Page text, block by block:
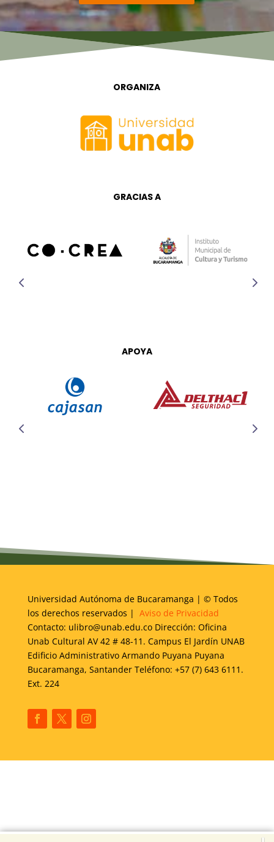
ORGANIZA
GRACIAS A
APOYA
Universidad Autónoma de Bucaramanga | © Todos
los derechos reservados | Aviso de Privacidad
Contacto: ulibro@unab.edu.co Dirección: Oficina
Unab Cultural AV 42 # 48-11. Campus El Jardín UNAB
Edificio Administrativo Armando Puyana Puyana
Bucaramanga, Santander Teléfono: +57 (7) 643 6111.
Ext. 224